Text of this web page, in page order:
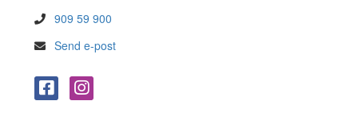
909 59 900
Send e-post